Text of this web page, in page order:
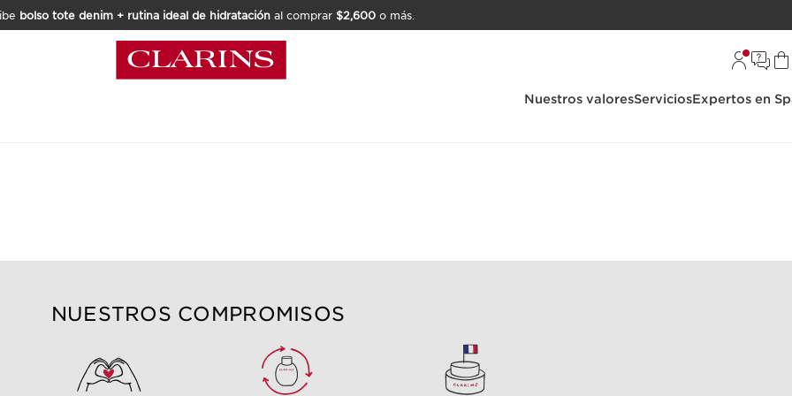
bolso tote denim + rutina ideal de hidratación al comprar $2,600 o más.
Nuestros valoresServiciosExpertos en
NUESTROS COMPROMISOS